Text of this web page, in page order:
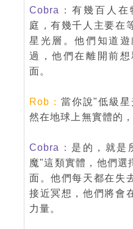
Cobra：有幾百人在
庭，有幾千人主要在
星光層。他們知道
過，他們在離開前
面。
Rob： 當你說"低級
然在地球上無實體的
Cobra： 是的，就是
魔"這類實體，他們選
面。他們每天都在失
接近冥想，他們將會
力量。